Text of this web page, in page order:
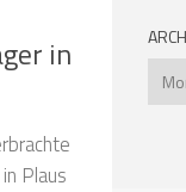
in
Plaus
Archiv